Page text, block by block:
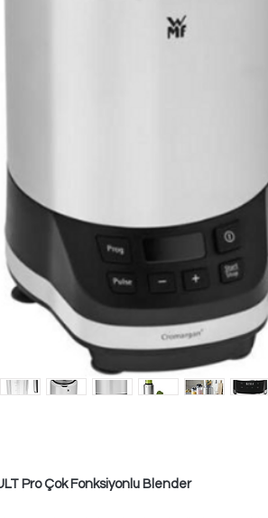
Pro Çok Fonksiyonlu Blender